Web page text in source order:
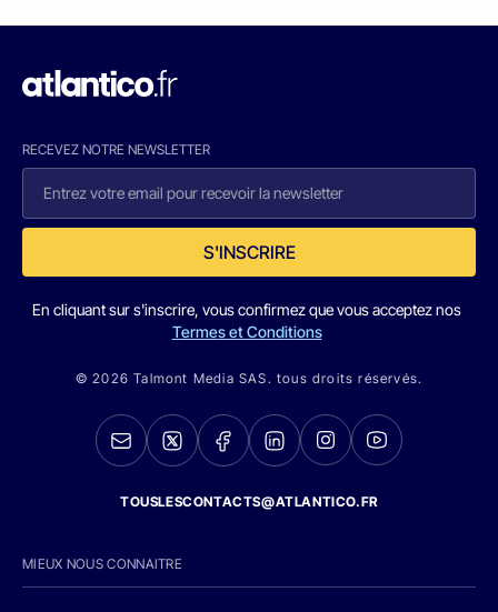
RECEVEZ NOTRE NEWSLETTER
S'INSCRIRE
En cliquant sur s'inscrire, vous confirmez que vous acceptez nos
Termes et Conditions
© 2026 Talmont Media SAS. tous droits réservés.
TOUSLESCONTACTS@ATLANTICO.FR
MIEUX NOUS CONNAITRE